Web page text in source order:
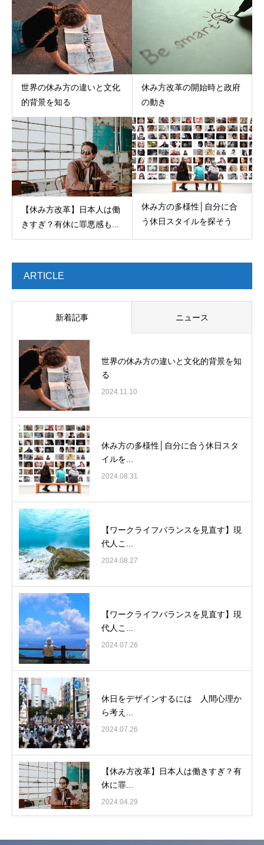
世界の休み方の違いと文化
的背景を知る
休み方改革の開始時と政府
の動き
【休み方改革】日本人は働
きすぎ？有休に罪悪感も...
休み方の多様性│自分に合
う休日スタイルを探そう
ARTICLE
新着記事 ニュース
世界の休み方の違いと文化的背景を知
る
2024.11.10
休み方の多様性│自分に合う休日スタ
イルを...
2024.08.31
【ワークライフバランスを見直す】現
代人こ...
2024.08.27
【ワークライフバランスを見直す】現
代人こ...
2024.07.26
休日をデザインするには 人間心理か
ら考え...
2024.07.26
【休み方改革】日本人は働きすぎ？有
休に罪...
2024.04.29